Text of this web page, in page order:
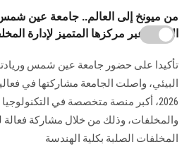
من ميونخ إلى العالم.. جامعة عين شمس
الدولية عبر مركزها المتميز لإدارة
تأكيدا على حضور جامعة عين شمس وريادتها
2026، أكبر منصة متخصصة في التكنولوجيا
والمخلفات، وذلك من خلال مشاركة فعالة
المخلفات الصلبة بكلية الهندسة